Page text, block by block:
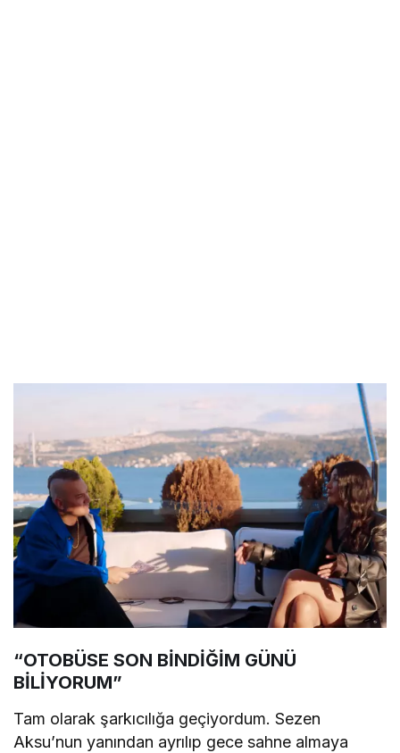
“OTOBÜSE SON BİNDİĞİM GÜNÜ
BİLİYORUM”
Tam olarak şarkıcılığa geçiyordum. Sezen
Aksu’nun yanından ayrılıp gece sahne almaya